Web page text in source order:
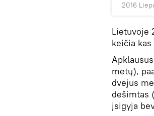
2016
Lietuvoje
keičia
metų),
dvejus
dešimtas
įsigyja